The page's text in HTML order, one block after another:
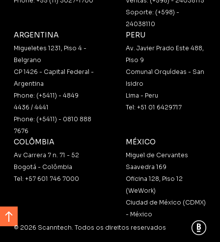
Soporte: (+598) -
24038110
ARGENTINA
Migueletes 1231, Piso 4 -
Belgrano
CP 1426 - Capital Federal -
Argentina
Phone: (+5411) - 4849
4436 / 4441
Phone: (+5411) - 0810 888
7676
PERU
Av. Javier Prado Este 488,
Piso 9
Comunal Orquídeas - San
Isidro
Lima - Peru
Tel: +51 01 6429717
COLÔMBIA
Av Carrera 7 n. 71 - 52
Bogotá - Colômbia
Tel: +57 601 746 7000
MÉXICO
Miguel de Cervantes
Saavedra 169
Oficina 128, Piso 12
(WeWork)
Ciudad de México (CDMX)
- México
© 2026 Scanntech. Todos os direitos reservados